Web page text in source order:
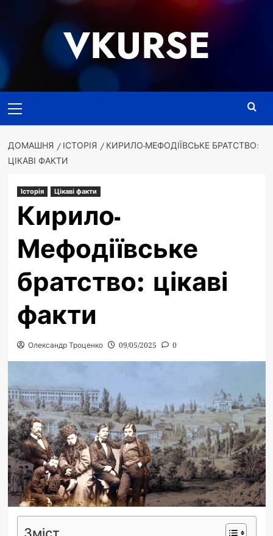
VKURSE
меню
ДОМАШНЯ ІСТОРІЯ
КИРИЛО-МЕФОДІЇВСЬКЕ БРАТСТВО:
ЦІКАВІ ФАКТИ
Історія Цікаві факти
Кирило-
Мефодіївське
братство: цікаві
факти
Олександр Троценко 09/05/2025 0
Зміст